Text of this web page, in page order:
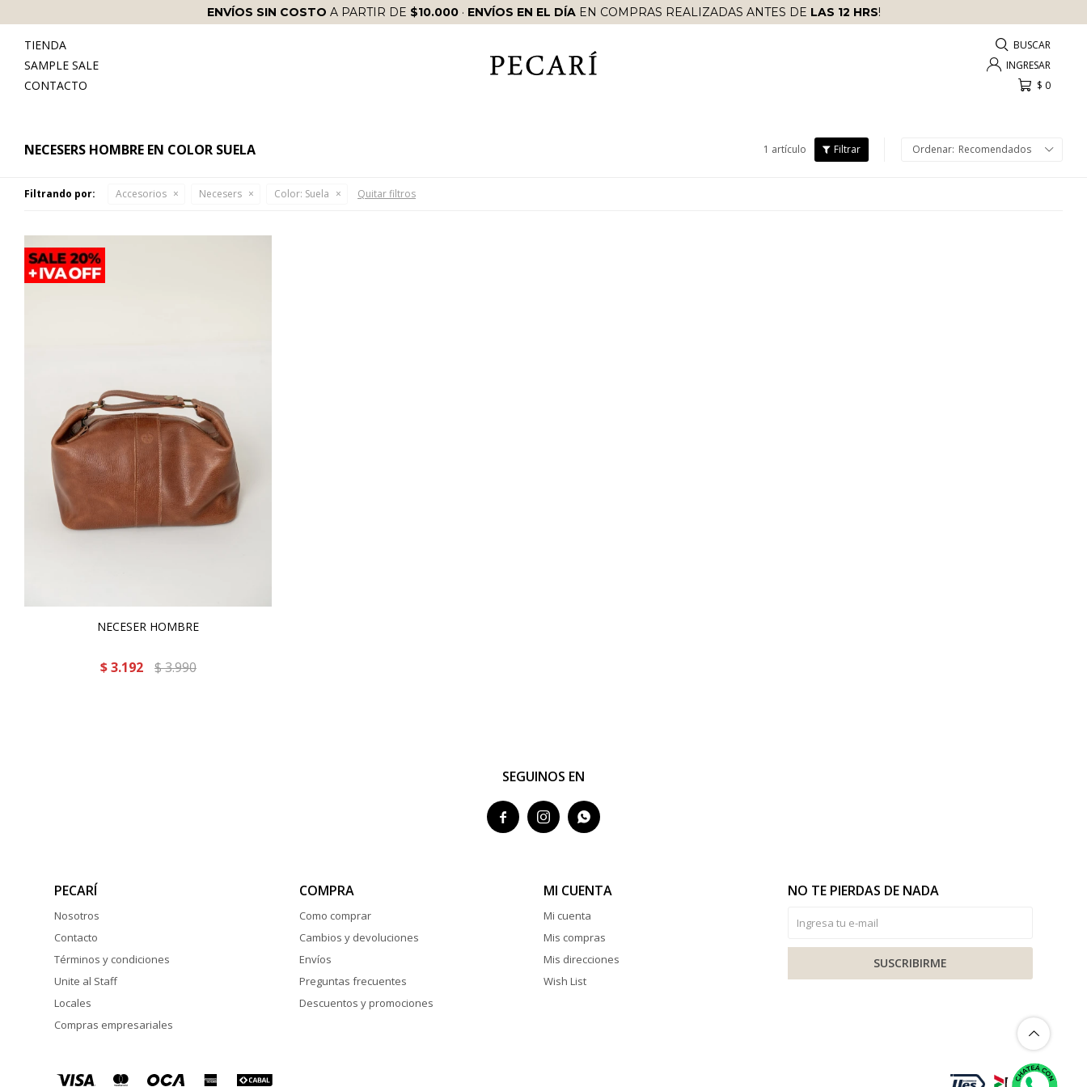
ENVÍOS SIN COSTO A PARTIR DE $10.000· ENVÍOS EN EL DÍAEN COMPRAS REALIZADAS ANTES DE LAS 12 HRS!
TIENDA
SAMPLE SALE
CONTACTO
$ 0
NECESERS HOMBRE EN COLOR SUELA 1 artículo Recomendados
Filtrando por: Accesorios Necesers Color: Suela Quitar filtros
NECESER HOMBRE
$ 3.192 $3.990
SEGUINOS EN
  
PECARÍ
Nosotros
Contacto
Términos y condiciones
Unite al Staff
Locales
Compras empresariales
COMPRA
Como comprar
Cambios y devoluciones
Envíos
Preguntas frecuentes
Descuentos y promociones
MI CUENTA
Mi cuenta
Mis compras
Mis direcciones
Wish List
NO TE PIERDAS DE NADA
SUSCRIBIRME